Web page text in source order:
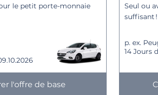
le petit porte-monnaie
l'offre de base
Seul ou
suffisant !
p. ex.
14 Jours